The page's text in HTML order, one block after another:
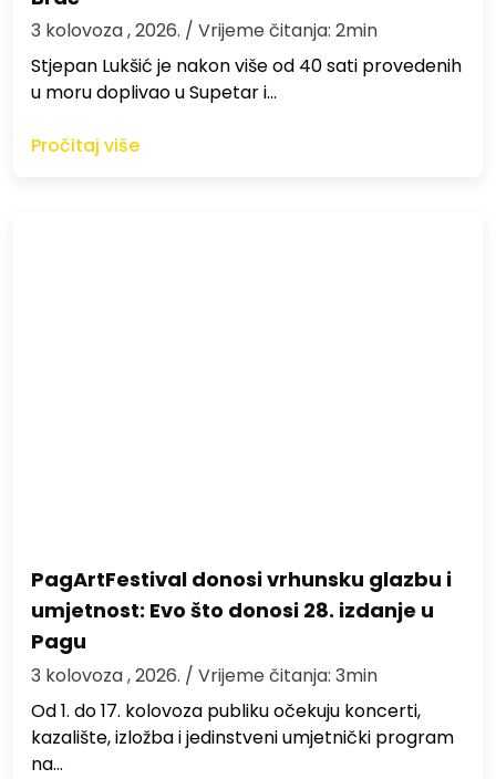
3 kolovoza , 2026. / Vrijeme čitanja: 2min
St​jepan Lukšić je nakon više od 40 sati provedenih
u moru doplivao u Supetar i…
Pročitaj više
PagArtFestival donosi vrhunsku glazbu i
umjetnost: Evo što donosi 28. izdanje u
Pagu
3 kolovoza , 2026. / Vrijeme čitanja: 3min
Od 1. do 17. kolovoza publiku očekuju koncerti,
kazalište, izložba i jedinstveni umjetnički program
na…